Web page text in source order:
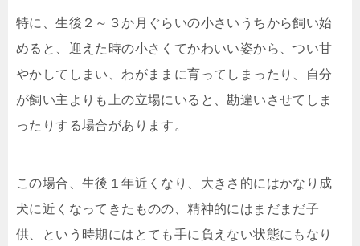
特に、生後２～３か月ぐらいの小さいうちから飼い始
めると、迎えた時の小さくてかわいい姿から、つい甘
やかしてしまい、わがままに育ってしまったり、自分
が飼い主よりも上の立場にいると、勘違いさせてしま
ったりする場合があります。
この場合、生後１年近くなり、大きさ的にはかなり成
犬に近くなってきたものの、精神的にはまだまだ子
供、という時期にはとても手に負えない状態にもなり